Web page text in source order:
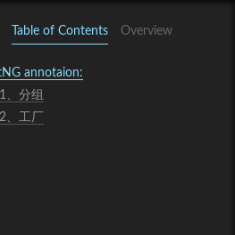
Table of Contents Overview
annotaion:
1、分组
2、工厂